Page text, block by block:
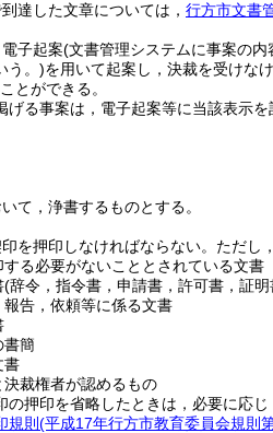
達した文章については， 行方市文書
子起案(文書管理システムに事案の
う。)を用いて起案し，決裁を受けな
とができる。
げる事案は，電子起案等に当該表示を
て，浄書するものとする。
を押印しなければならない。 ただし
る必要がないこととされている文書
(辞令，指令書，申請書，許可書，証
告，依頼等に係る文書
書簡
書
裁権者が認めるもの
の押印を省略したときは，必要に応じ
規則 (平成17年行方市教育委員会規則